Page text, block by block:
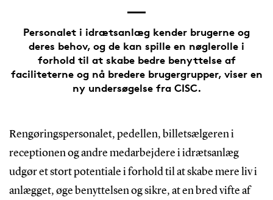
Personalet i idrætsanlæg kender brugerne og
deres behov, og de kan spille en nøglerolle i
forhold til at skabe bedre benyttelse af
faciliteterne og nå bredere brugergrupper, viser en
ny undersøgelse fra CISC.
Rengøringspersonalet, pedellen, billetsælgeren i
receptionen og andre medarbejdere i idrætsanlæg
udgør et stort potentiale i forhold til at skabe mere liv i
anlægget, øge benyttelsen og sikre, at en bred vifte af